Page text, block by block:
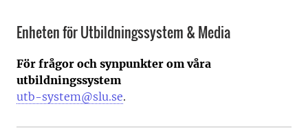
Enheten för Utbildningssystem & Media
För frågor och synpunkter om våra
utbildningssystem
utb-system@slu.se.